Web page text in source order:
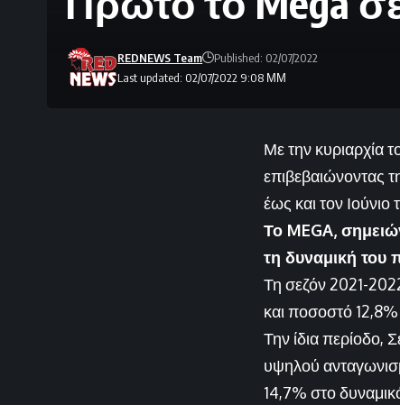
Last updated: 02/07/2022 9:08 ΜΜ
REDNEWS Team Published: 02/07/2022
Με την κυριαρχία
επιβεβαιώνοντας
έως και τον Ιούνιο
Το MEGA,
τη δυναμική του
Τη σεζόν 2021-
και ποσοστό
Την ίδια περίοδο,
υψηλού
14,7% στο